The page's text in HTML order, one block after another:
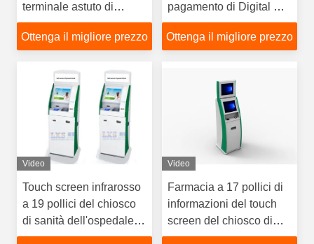
terminale astuto di
pagamento del saltatore,
dei soldi o del lettore
Ottenga il migliore prezzo
pagamento di Digital Bill
del chiosco di sanità di
Windows XP
Ottenga il migliore prezzo
Video
Touch screen infrarosso
a 19 pollici del chiosco
di sanità dell'ospedale
multi con il cuscinetto di
Video
Farmacia a 17 pollici di
informazioni del touch
screen del chiosco di
salute con l'altoparlante